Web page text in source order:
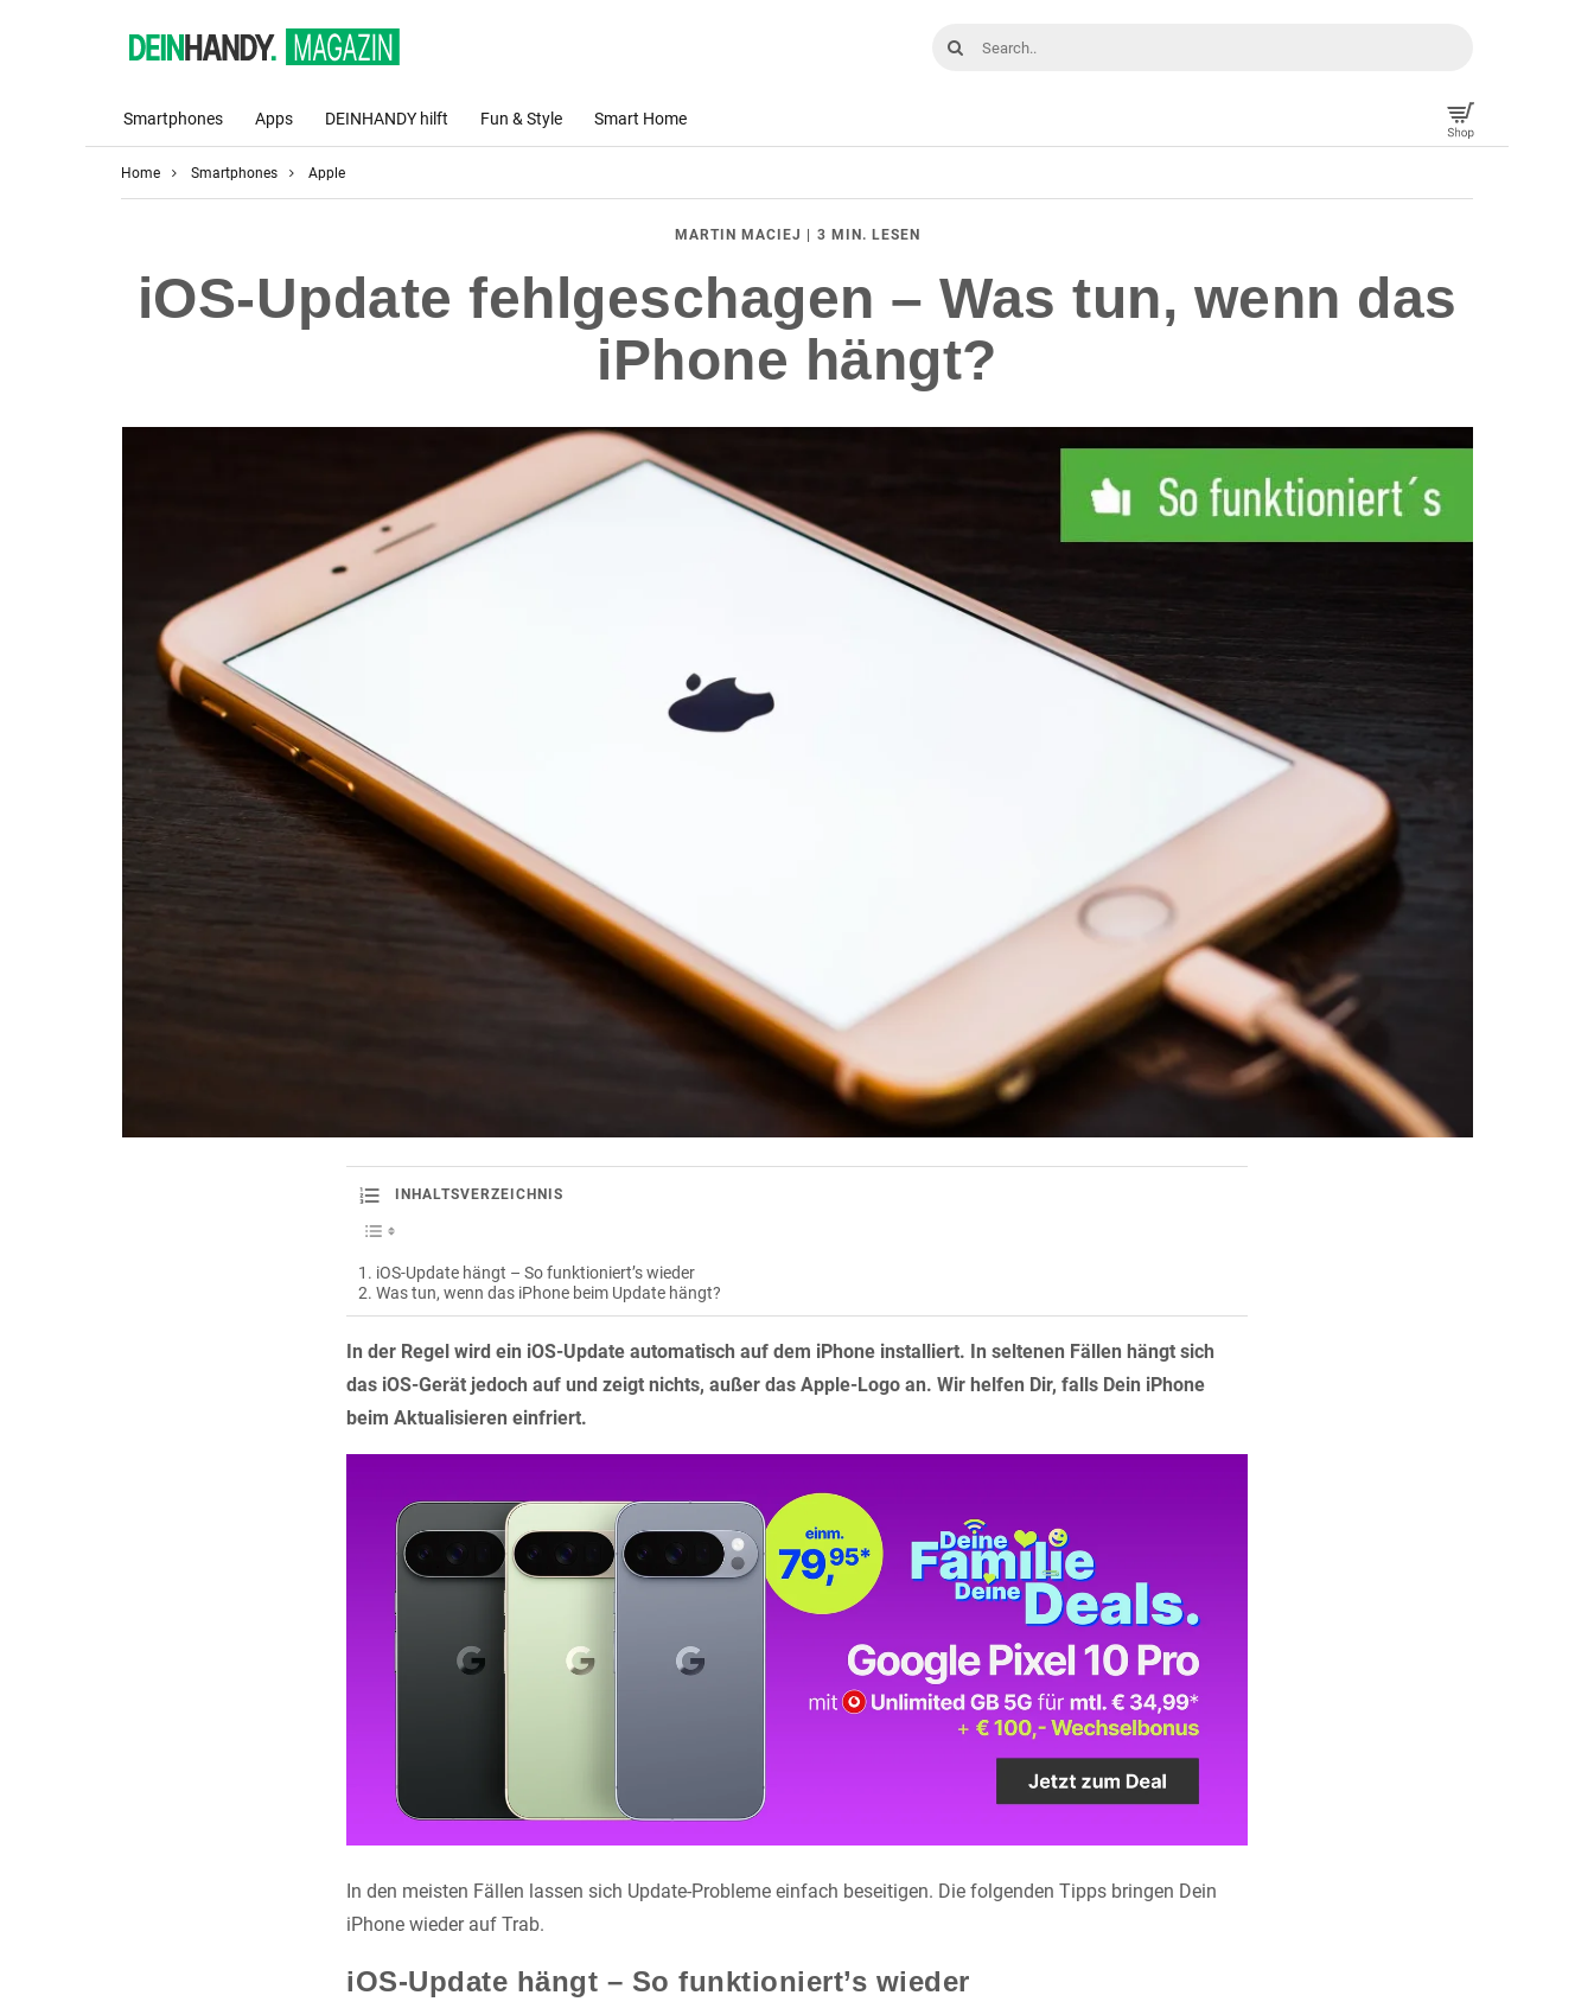
Smartphones Apps DEINHANDY hilft Fun & Style Smart Home
Home Smartphones Apple
MARTIN MACIEJ 3 MIN. LESEN
iOS-Update fehlgeschagen – Was tun, wenn das
iPhone hängt?
INHALTSVERZEICHNIS
iOS-Update hängt – So funktioniert’s wieder
Was tun, wenn das iPhone beim Update hängt?
In der Regel wird ein iOS-Update automatisch auf dem iPhone installiert. In seltenen Fällen hängt sich
das iOS-Gerät jedoch auf und zeigt nichts, außer das Apple-Logo an. Wir helfen Dir, falls Dein iPhone
beim Aktualisieren einfriert.
In den meisten Fällen lassen sich Update-Probleme einfach beseitigen. Die folgenden Tipps bringen Dein
iPhone wieder auf Trab.
iOS-Update hängt – So funktioniert’s wieder